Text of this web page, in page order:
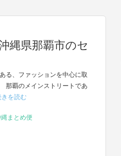
縄県那覇市のセ
る、ファッションを中心に取
那覇のメインストリートであ
きを読む
まとめ便